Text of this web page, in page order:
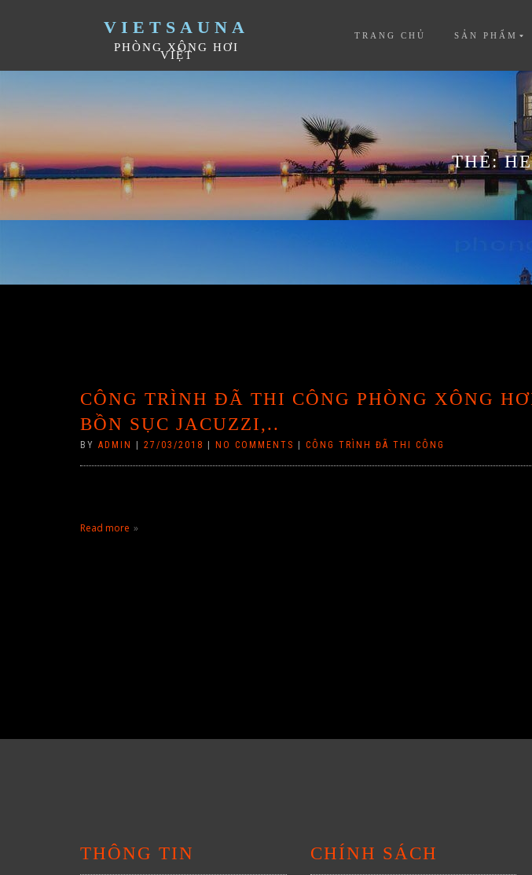
VIETSAUNA
PHÒNG XÔNG HƠI
VIỆT
TRANG CHỦ SẢN PHẨM
THẺ:
CÔNG TRÌNH ĐÃ THI CÔNG PHÒNG XÔNG
BỒN SỤC JACUZZI,..
BY ADMIN 27/03/2018 NO COMMENTS CÔNG TRÌNH ĐÃ THI CÔNG
Read more
THÔNG TIN CHÍNH SÁCH